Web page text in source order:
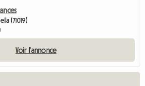
(71019)
Voir l'annonce